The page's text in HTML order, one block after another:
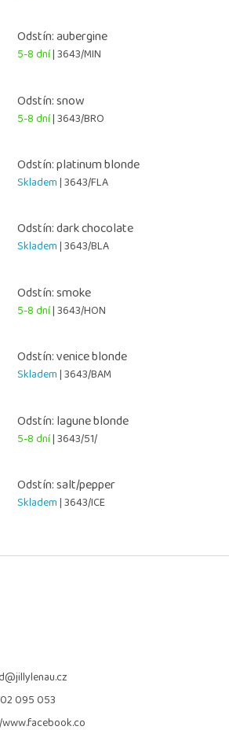
Odstín: aubergine
5-8 dní| 3643/MIN
Odstín: snow
5-8 dní| 3643/BRO
Odstín: platinum blonde
Skladem| 3643/FLA
Odstín: dark chocolate
Skladem| 3643/BLA
Odstín: smoke
5-8 dní| 3643/HON
Odstín: venice blonde
Skladem| 3643/BAM
Odstín: lagune blonde
5-8 dní| 3643/51/
Odstín: salt/pepper
Skladem| 3643/ICE
@jillylenau.cz
095 053